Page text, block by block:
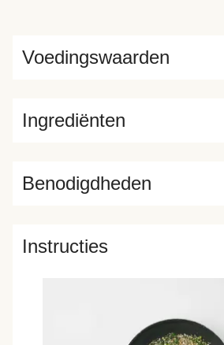
Ingrediënten
Voedingswaarden
Benodigdheden
Instructies